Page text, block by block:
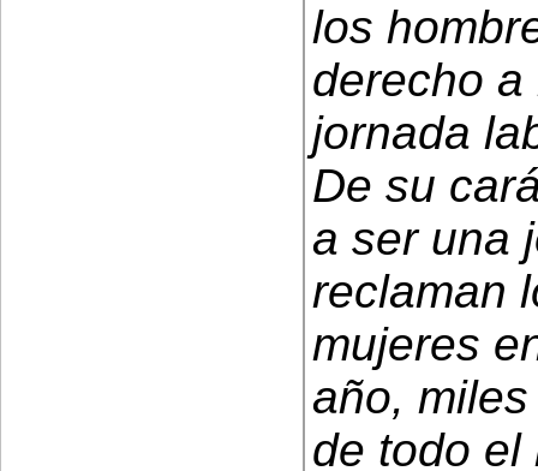
los
derecho
jornada
De su
a ser una
reclaman
mujeres
año,
de todo el